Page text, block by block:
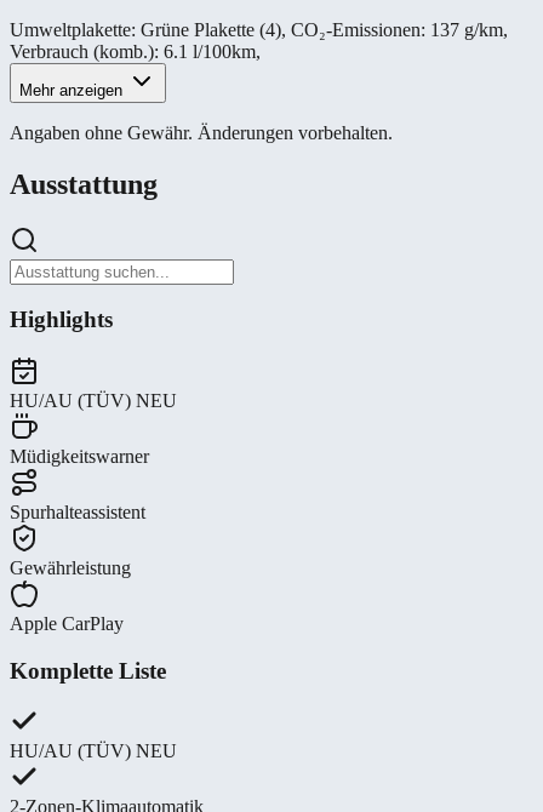
Umweltplakette: Grüne Plakette (4), CO₂-Emissionen: 137 g/km,
Verbrauch (komb.): 6.1 l/100km,
Mehr anzeigen
Angaben ohne Gewähr. Änderungen vorbehalten.
Ausstattung
Highlights
HU/AU (TÜV) NEU
Müdigkeitswarner
Spurhalteassistent
Gewährleistung
Apple CarPlay
Komplette Liste
HU/AU (TÜV) NEU
2-Zonen-Klimaautomatik